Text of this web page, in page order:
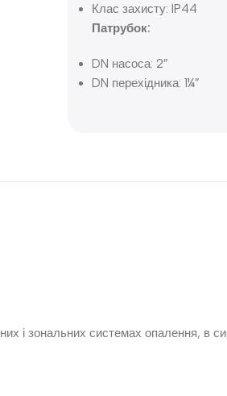
Клас захисту: IP44
Патрубок:
DN насоса: 2″
DN перехідника: 1¼”
і зональних системах опалення, в